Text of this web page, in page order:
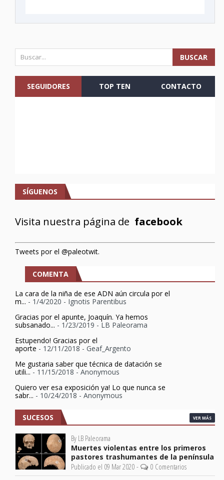
SEGUIDORES TOP TEN CONTACTO
SÍGUENOS
Visita nuestra página de facebook
Tweets por el @paleotwit.
COMENTA
La cara de la niña de ese ADN aún circula por el
m... - 1/4/2020 - Ignotis Parentibus
Gracias por el apunte, Joaquín. Ya hemos
subsanado... - 1/23/2019 - LB Paleorama
Estupendo! Gracias por el
aporte - 12/11/2018 - Geaf_Argento
Me gustaria saber que técnica de datación se
utili...- 11/15/2018 - Anonymous
Quiero ver esa exposición ya! Lo que nunca se
sabr... - 10/24/2018 - Anonymous
SUCESOS VER MÁS
By LB Paleorama
Muertes violentas entre los primeros
pastores trashumantes de la península
Publicado el 09 Mar 2020 -
0 Comentarios